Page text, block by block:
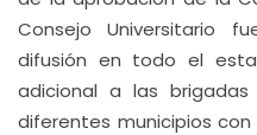
Consejo Universitario
difusión en todo el
adicional a las
diferentes municipios